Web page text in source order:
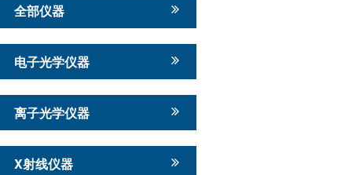
全部仪器
电子光学仪器
离子光学仪器
X射线仪器